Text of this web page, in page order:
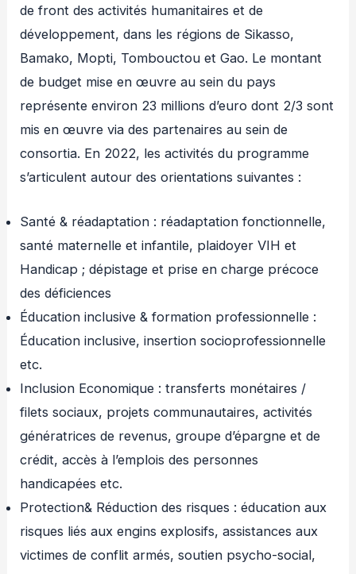
de front des activités humanitaires et de
développement, dans les régions de Sikasso,
Bamako, Mopti, Tombouctou et Gao. Le montant
de budget mise en œuvre au sein du pays
représente environ 23 millions d’euro dont 2/3 sont
mis en œuvre via des partenaires au sein de
consortia. En 2022, les activités du programme
s’articulent autour des orientations suivantes :
Santé & réadaptation : réadaptation fonctionnelle,
santé maternelle et infantile, plaidoyer VIH et
Handicap ; dépistage et prise en charge précoce
des déficiences
Éducation inclusive & formation professionnelle :
Éducation inclusive, insertion socioprofessionnelle
etc.
Inclusion Economique : transferts monétaires /
filets sociaux, projets communautaires, activités
génératrices de revenus, groupe d’épargne et de
crédit, accès à l’emplois des personnes
handicapées etc.
Protection& Réduction des risques : éducation aux
risques liés aux engins explosifs, assistances aux
victimes de conflit armés, soutien psycho-social,